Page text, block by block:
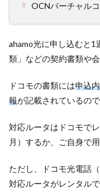
OCNバーチャル
ahamo光に申し込むと
類」などの契約書類や
ドコモの書類には申込
報が記載されているの
対応ルータはドコモで
月）するか、ご自身で
ただし、ドコモ光電話
対応ルータがレンタル